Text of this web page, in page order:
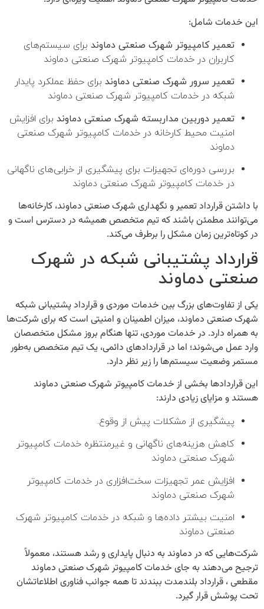
این خدمات شامل:
تعمیر کامپیوتر شهرک صنعتی دماوند برای سیستم‌های
کاربران در خدمات کامپیوتر شهرک صنعتی دماوند
تعمیر سرور شهرک صنعتی دماوند برای حفظ عملکرد پایدار
شبکه در خدمات کامپیوتر شهرک صنعتی دماوند
تعمیر دوربین مداربسته شهرک صنعتی دماوند برای افزایش
امنیت محیط کارخانه در خدمات کامپیوتر شهرک صنعتی
دماوند
بررسی دوره‌ای تجهیزات برای پیشگیری از خرابی‌های ناگهانی
در خدمات کامپیوتر شهرک صنعتی دماوند
با داشتن قراردادتعمیر و نگهداری شهرک صنعتی دماوند، کارخانه‌ها
می‌توانند مطمئن باشند که تیم متخصص همیشه در دسترس است و
در کوتاه‌ترین زمان مشکل را برطرف می‌کند.
قرارداد پشتیبانی شبکه در شهرک
صنعتی دماوند
یکی از تفاوت‌های بزرگ بین خدمات موردی وقرارداد پشتیبانی شبکه
شهرک صنعتی دماوند، میزان اطمینان و امنیتی است که برای شرکت‌ها
به همراه دارد. در خدمات موردی، تنها هنگام بروز مشکل متخصصان
وارد عمل می‌شوند؛ اما در قراردادهای دائمی، یک تیم متخصص به‌طور
مستمر وضعیت سیستم‌ها را زیر نظر دارد.
این قراردادها بخشی از خدمات کامپیوتر شهرک صنعتی دماوند
هستند و مزایای زیادی دارند:
پیشگیری از مشکلات پیش از وقوع.
کاهش هزینه‌های ناگهانی و غیرمنتظره خدمات کامپیوتر
شهرک صنعتی دماوند
افزایش عمر تجهیزات سخت‌افزاری در خدمات کامپیوتر
شهرک صنعتی دماوند
امنیت بیشتر داده‌ها و شبکه در خدمات کامپیوتر شهرک
صنعتی دماوند
شرکت‌هایی که در دماوند به دنبال پایداری و رشد هستند، معمولاً
ترجیح می‌دهند به جای خدمات کامپیوتر شهرک صنعتی دماوند
مقطعی ، قرارداد بلندمدت ببندند تا همه جوانب فناوری اطلاعاتشان
تحت پوشش قرار گیرد.